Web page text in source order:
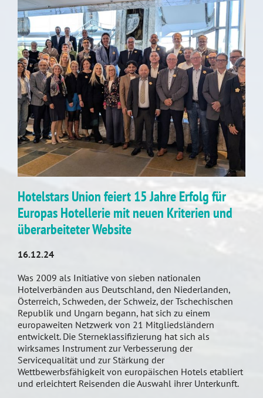
Hotelstars Union feiert 15 Jahre Erfolg für
Europas Hotellerie mit neuen Kriterien und
überarbeiteter Website
16.12.24
Was 2009 als Initiative von sieben nationalen
Hotelverbänden aus Deutschland, den Niederlanden,
Österreich, Schweden, der Schweiz, der Tschechischen
Republik und Ungarn begann, hat sich zu einem
europaweiten Netzwerk von 21 Mitgliedsländern
entwickelt. Die Sterneklassifizierung hat sich als
wirksames Instrument zur Verbesserung der
Servicequalität und zur Stärkung der
Wettbewerbsfähigkeit von europäischen Hotels etabliert
und erleichtert Reisenden die Auswahl ihrer Unterkunft.